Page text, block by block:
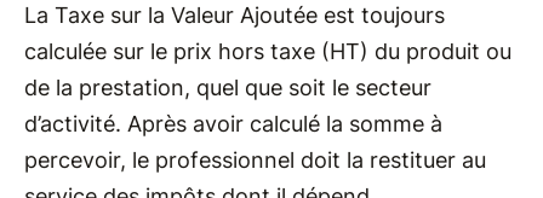
La Taxe sur la Valeur Ajoutée est toujours
calculée sur le prix hors taxe (HT) du produit ou
de la prestation, quel que soit le secteur
d’activité. Après avoir calculé la somme à
percevoir, le professionnel doit la restituer au